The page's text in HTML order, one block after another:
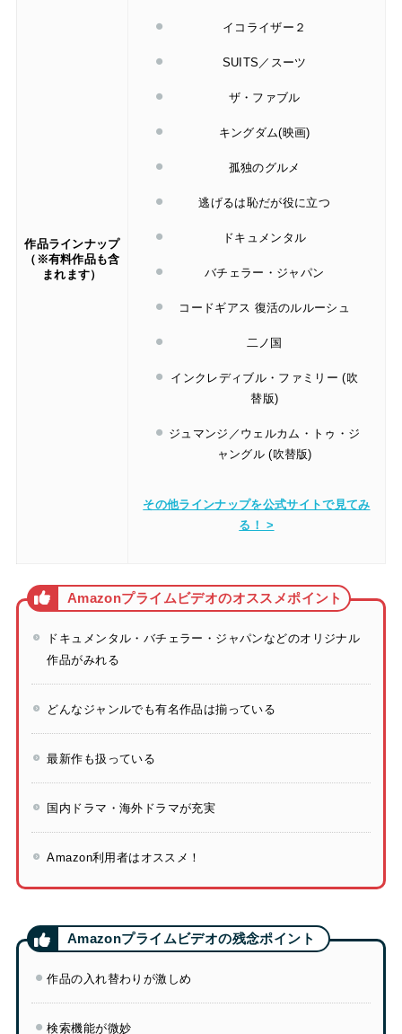
作品ラインナップ
（※有料作品も含
まれます）
イコライザー２
SUITS／スーツ
ザ・ファブル
キングダム(映画)
孤独のグルメ
逃げるは恥だが役に立つ
ドキュメンタル
バチェラー・ジャパン
コードギアス 復活のルルーシュ
二ノ国
インクレディブル・ファミリー (吹
替版)
ジュマンジ／ウェルカム・トゥ・ジ
ャングル (吹替版)
その他ラインナップを公式サイトで見てみ
る！ >
ドキュメンタル・バチェラー・ジャパンなどのオリジナル
作品がみれる
どんなジャンルでも有名作品は揃っている
最新作も扱っている
国内ドラマ・海外ドラマが充実
Amazon利用者はオススメ！
作品の入れ替わりが激しめ
検索機能が微妙